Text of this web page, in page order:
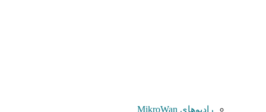
رادیوهای MikroWan